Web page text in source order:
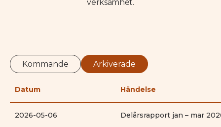
verksamhet.
Kommande Arkiverade
Datum Händelse
2026-05-06 Delårsrapport jan – mar